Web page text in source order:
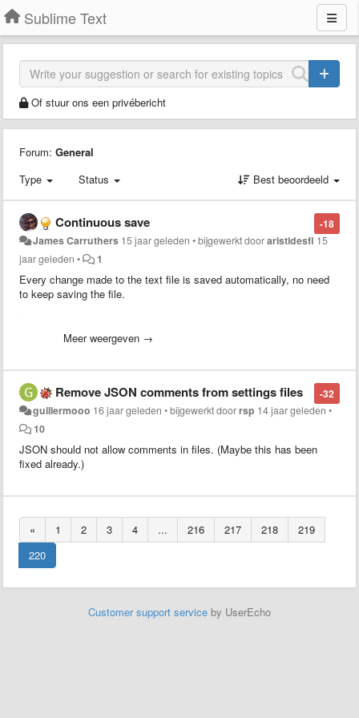
Sublime Text
Of stuur ons een privébericht
Forum: General
Type
Status Best beoordeeld
-18
Continuous save
James Carruthers 15 jaar geleden •bijgewerkt dooraristidesfl 15
jaar geleden • 1
Every change made to the text file is saved automatically, no need
to keep saving the file.
refresh — for instance.
Meer weergeven →
-32
Remove JSON comments from settings files
guillermooo 16 jaar geleden •bijgewerkt doorrsp 14 jaar geleden •
10
JSON should not allow comments in files. (Maybe this has been
fixed already.)
« 1 2 3 4 ... 216 217 218
219
220
Customer support service by UserEcho